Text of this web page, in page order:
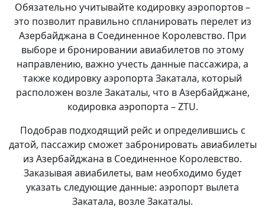
Обязательно учитывайте кодировку аэропортов –
это позволит правильно спланировать перелет из
Азербайджана в Соединенное Королевство. При
выборе и бронировании авиабилетов по этому
направлению, важно учесть данные пассажира, а
также кодировку аэропорта Закатала, который
расположен возле Закаталы, что в Азербайджане,
кодировка аэропорта – ZTU.
Подобрав подходящий рейс и определившись с
датой, пассажир сможет забронировать авиабилеты
из Азербайджана в Соединенное Королевство.
Заказывая авиабилеты, вам необходимо будет
указать следующие данные: аэропорт вылета
Закатала, возле Закаталы.